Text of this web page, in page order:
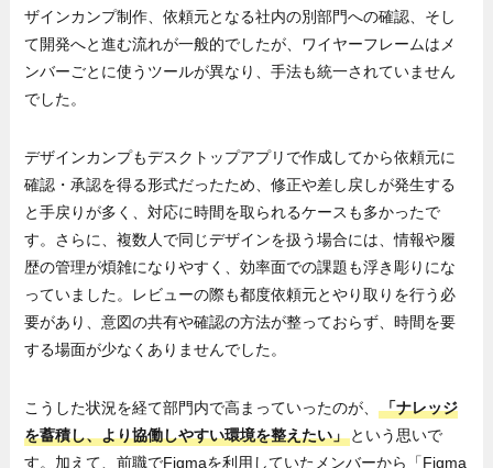
ザインカンプ制作、依頼元となる社内の別部門への確認、そし
て開発へと進む流れが一般的でしたが、ワイヤーフレームはメ
ンバーごとに使うツールが異なり、手法も統一されていません
でした。
デザインカンプもデスクトップアプリで作成してから依頼元に
確認・承認を得る形式だったため、修正や差し戻しが発生する
と手戻りが多く、対応に時間を取られるケースも多かったで
す。さらに、複数人で同じデザインを扱う場合には、情報や履
歴の管理が煩雑になりやすく、効率面での課題も浮き彫りにな
っていました。レビューの際も都度依頼元とやり取りを行う必
要があり、意図の共有や確認の方法が整っておらず、時間を要
する場面が少なくありませんでした。
こうした状況を経て部門内で高まっていったのが、「ナレッジ
を蓄積し、より協働しやすい環境を整えたい」 という思いで
す。加えて、前職でFigmaを利用していたメンバーから「Figma